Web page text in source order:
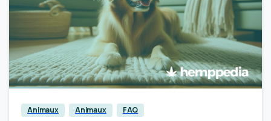
0
Animaux Animaux FAQ